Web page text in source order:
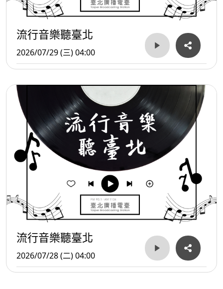
流行音樂聽臺北
2026/07/29 (三) 04:00
流行音樂聽臺北
2026/07/28 (二) 04:00